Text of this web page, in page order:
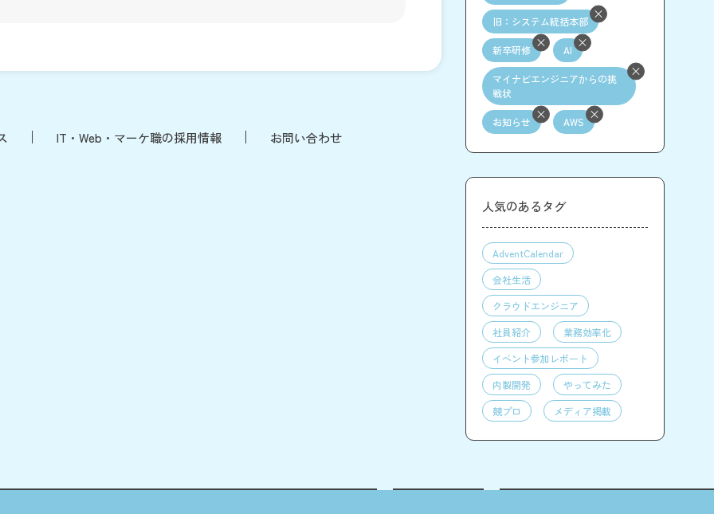
IT・Web・マーケ職の採用情報 お問い合わせ
旧：システム統括本部
新卒研修 AI
マイナビエンジニアからの挑
戦状
お知らせ AWS
人気のあるタグ
AdventCalendar
会社生活
クラウドエンジニア
社員紹介
業務効率化
イベント参加レポート
内製開発
やってみた
競プロ
メディア掲載